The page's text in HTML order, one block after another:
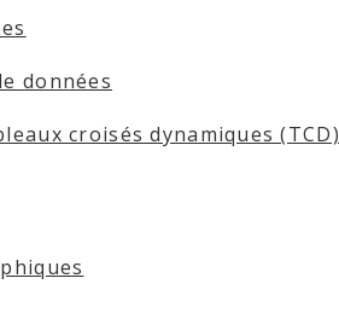
données
croisés dynamiques (TCD)